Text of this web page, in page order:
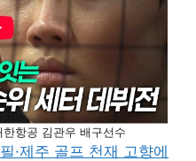
항공 김관우 배구선수
·제주 골프 천재 고향에